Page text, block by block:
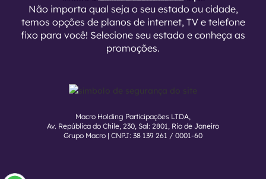
Não importa qual seja o seu estado ou cidade,
temos opções de planos de internet, TV e telefone
fixo para você! Selecione seu estado e conheça as
promoções.
Macro Holding Participações LTDA,
Av. República do Chile, 230, Sal: 2801, Rio de Janeiro
Grupo Macro | CNPJ: 38 139 261 / 0001-60